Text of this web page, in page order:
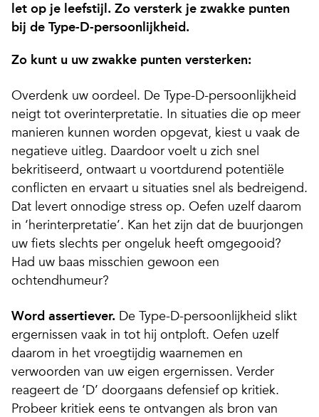
let op je leefstijl. Zo versterk je zwakke punten
bij de Type-D-persoonlijkheid.
Zo kunt u uw zwakke punten versterken:
Overdenk uw oordeel. De Type-D-persoonlijkheid
neigt tot overinterpretatie. In situaties die op meer
manieren kunnen worden opgevat, kiest u vaak de
negatieve uitleg. Daardoor voelt u zich snel
bekritiseerd, ontwaart u voortdurend potentiële
conflicten en ervaart u situaties snel als bedreigend.
Dat levert onnodige stress op. Oefen uzelf daarom
in ‘herinterpretatie’. Kan het zijn dat de buurjongen
uw fiets slechts per ongeluk heeft omgegooid?
Had uw baas misschien gewoon een
ochtendhumeur?
Word assertiever. De Type-D-persoonlijkheid slikt
ergernissen vaak in tot hij ontploft. Oefen uzelf
daarom in het vroegtijdig waarnemen en
verwoorden van uw eigen ergernissen. Verder
reageert de ‘D’ doorgaans defensief op kritiek.
Probeer kritiek eens te ontvangen als bron van